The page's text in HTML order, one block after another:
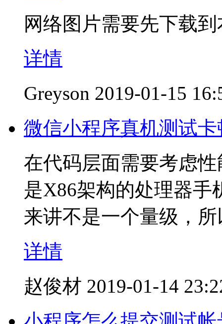
网络图片需要先下载
详情
Greyson 2019-01-15
微信小程序真机测试卡
在代码层面需要考虑
是X86架构的处理器
来讲不是一个量级，
详情
赵俊材 2019-01-14